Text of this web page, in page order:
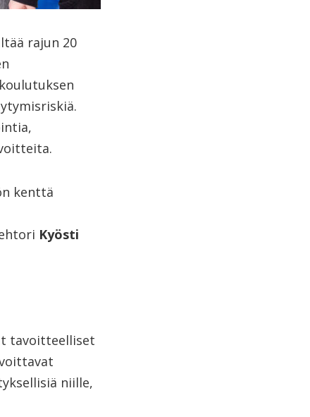
rajun 20
kenttä
Kyösti
tavoitteelliset
niille,